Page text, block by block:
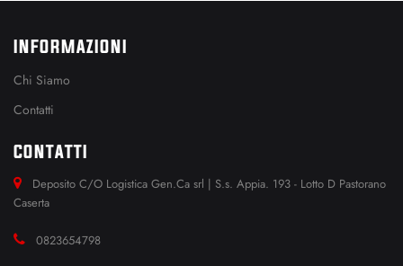
INFORMAZIONI
Chi Siamo
Contatti
CONTATTI
Deposito C/O Logistica Gen.Ca srl | S.s. Appia. 193 - Lotto D Pastorano
Caserta
0823654798